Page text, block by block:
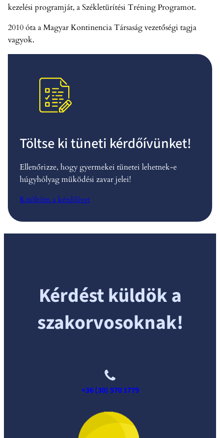
kezelési programját, a Székletürítési Tréning Programot.
2010 óta a Magyar Kontinencia Társaság vezetőségi tagja
vagyok.
Töltse ki tüneti kérdőívünket!
Ellenőrizze, hogy gyermekei tünetei lehetnek-e
húgyhólyag müködési zavar jelei!
Kitöltöm a kérdőívet
Kérdést küldök a
szakorvosoknak!
+36 (30) 570 1779